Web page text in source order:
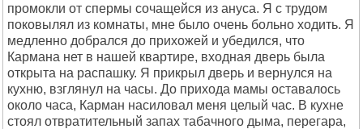
промокли от спермы сочащейся из ануса. Я с трудом
поковылял из комнаты, мне было очень больно ходить. Я
медленно добрался до прихожей и убедился, что
Кармана нет в нашей квартире, входная дверь была
открыта на распашку. Я прикрыл дверь и вернулся на
кухню, взглянул на часы. До прихода мамы оставалось
около часа, Карман насиловал меня целый час. В кухне
стоял отвратительный запах табачного дыма, перегара,